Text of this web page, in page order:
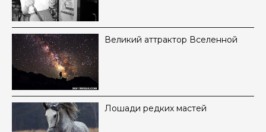
Великий аттрактор Вселенной
Лошади редких мастей